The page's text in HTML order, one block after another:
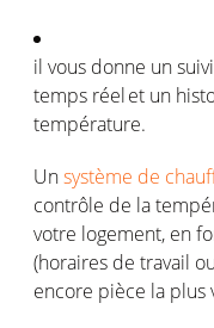
il vous donne unsuivi
temps réelet un
température.
Unsystème de
contrôle de la
votre logement, en
(horaires de travail ou
encore pièce la plus